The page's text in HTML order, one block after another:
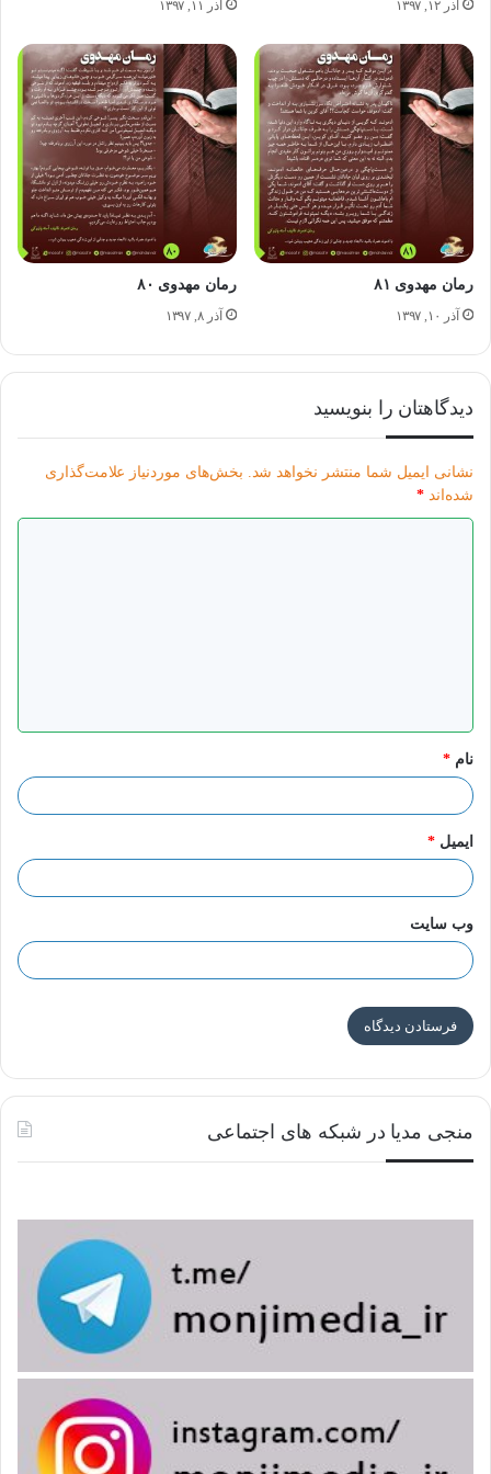
برای مهاجرت دائم این خانواده فراهم کرد.
رمان ادموند تالیف آمنه پازوکی
با رُمان ادموند همراه باشید تا ابعاد جذاب این زندگی عجیب
روشن‌ شود…
آذر ۱۲, ۱۳۹۷ آذر ۱۱, ۱۳۹۷
رمان مهدوی ۸۱
آذر ۱۰, ۱۳۹۷
رمان مهدوی ۸۰
آذر ۸, ۱۳۹۷
دیدگاهتان را بنویسید
نشانی ایمیل شما منتشر نخواهد شد. بخش‌های موردنیاز علامت‌گذاری
شده‌اند *
*
نام *
ایمیل *
وب‌ سایت
منجی مدیا در شبکه های اجتماعی